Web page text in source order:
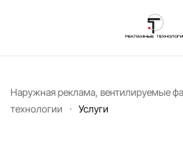
Перейти к содержимому
Наружная реклама, вентилируемые
технологии
Услуги